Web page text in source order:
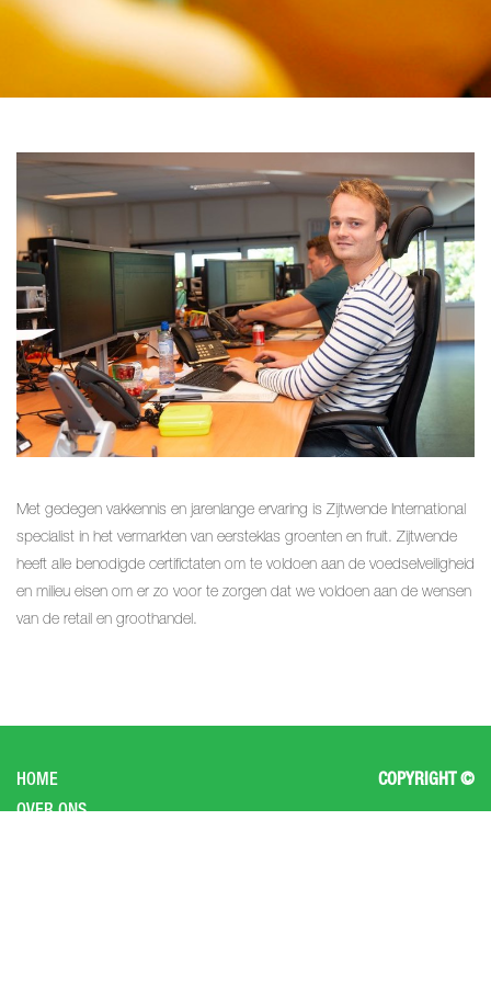
Met gedegen vakkennis en jarenlange ervaring is Zijtwende International
specialist in het vermarkten van eersteklas groenten en fruit. Zijtwende
heeft alle benodigde certifictaten om te voldoen aan de voedselveiligheid
en milieu eisen om er zo voor te zorgen dat we voldoen aan de wensen
van de retail en groothandel.
HOME
OVER ONS
COPYRIGHT ©